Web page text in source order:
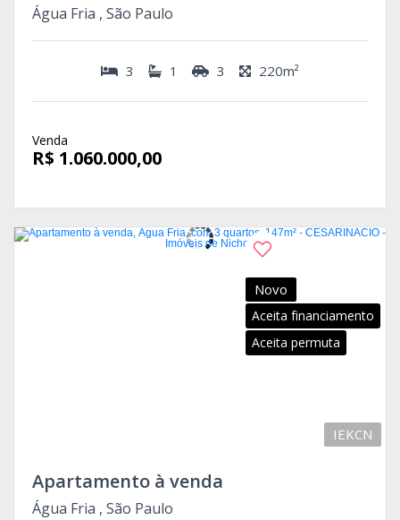
Água Fria , São Paulo
3 1 3 220m²
Venda
R$ 1.060.000,00
Novo
Aceita financiamento
Aceita permuta
IEKCN
Apartamento à venda
Água Fria , São Paulo